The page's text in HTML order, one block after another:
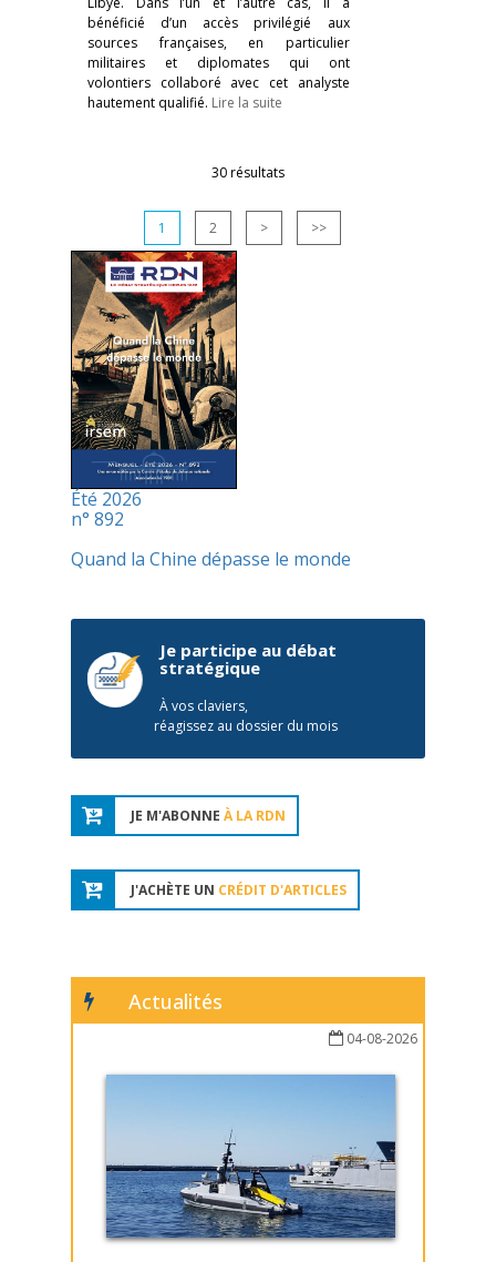
bénéficié d’un accès privilégié aux
sources françaises, en particulier
militaires et diplomates qui ont
volontiers collaboré avec cet analyste
hautement qualifié. Lire la suite
30 résultats
1 2 > >>
Été 2026
n° 892
Quand la Chine dépasse le monde
Je participe au débat
stratégique
À vos claviers,
réagissez au dossier du mois
JE M'ABONNE À LA RDN
J'ACHÈTE UN CRÉDIT D'ARTICLES
Actualités
04-08-2026